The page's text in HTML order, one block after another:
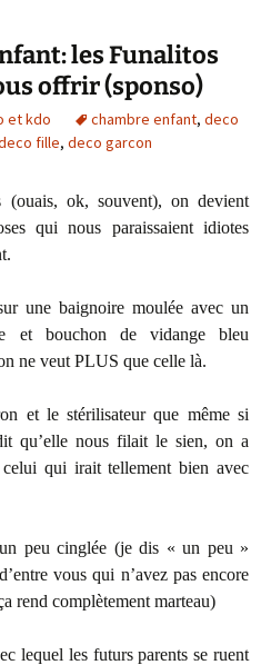
les Funalitos
offrir (sponso)
et kdo chambre enfant, deco
fille, deco garcon
(ouais, ok, souvent), on devient
qui nous paraissaient idiotes
une baignoire moulée avec un
et bouchon de vidange bleu
ne veut PLUS que celle là.
et le stérilisateur que même si
qu’elle nous filait le sien, on a
qui irait tellement bien avec
peu cinglée (je dis « un peu »
vous qui n’avez pas encore
rend complètement marteau)
lequel les futurs parents se ruent